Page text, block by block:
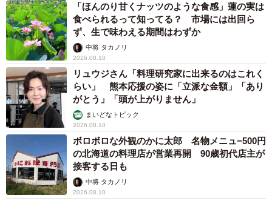
「ほんのり甘くナッツのような食感」蓮の実は
食べられるって知ってる？ 市場には出回ら
ず、生で味わえる期間はわずか
中将 タカノリ
2026.08.10
リュウジさん「料理研究家に出来るのはこれく
らい」 熊本応援の姿に「立派な金額」「あり
がとう」「頭が上がりません」
まいどなトピック
2026.08.10
ボロボロな外観のかに太郎 名物メニュ−500円
の北海道の料理店が営業再開 90歳初代店主が
接客する日も
中将 タカノリ
2026.08.10